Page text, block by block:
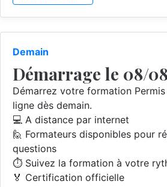
Demain
Démarrage le 08/
Démarrez votre formation
ligne dès demain.
💻 A distance par internet
🙋 Formateurs disponibles pour
questions
⏱️ Suivez la formation à votre
🏅 Certification officielle